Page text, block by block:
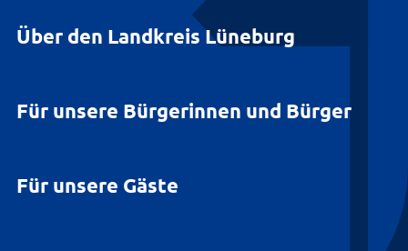
Über den Landkreis Lüneburg
Für unsere Bürgerinnen und Bürger
Für unsere Gäste